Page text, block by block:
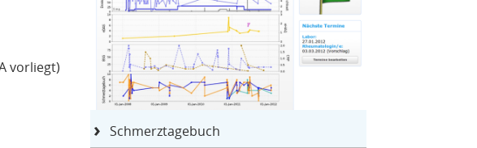
vorliegt)
Schmerztagebuch